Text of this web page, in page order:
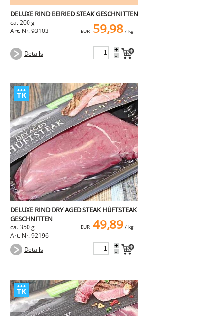
DELUXE RIND BEIRIED STEAK GESCHNITTEN
ca. 200 g
Art. Nr. 93103
EUR 59,98/ kg
Details +
-
DELUXE RIND DRY AGED STEAK HÜFTSTEAK
GESCHNITTEN
ca. 350 g
Art. Nr. 92196
EUR 49,89/ kg
Details +
-